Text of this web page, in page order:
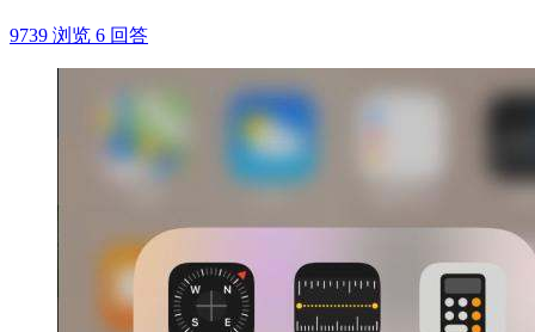
9739 浏览 6 回答